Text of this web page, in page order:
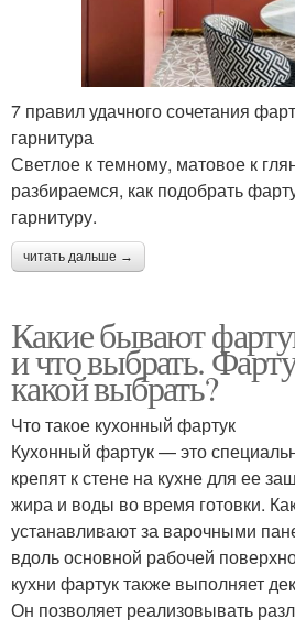
7 правил удачного сочетания
гарнитура
Светлое к темному, матовое к
разбираемся, как подобрать
гарнитуру.
читать дальше →
Какие бывают
и что выбрать.
какой выбрать?
Что такое кухонный фартук
Кухонный фартук — это
крепят к стене на кухне для ее
жира и воды во время готовки.
устанавливают за варочными
вдоль основной рабочей
кухни фартук также выполняет
Он позволяет реализовывать